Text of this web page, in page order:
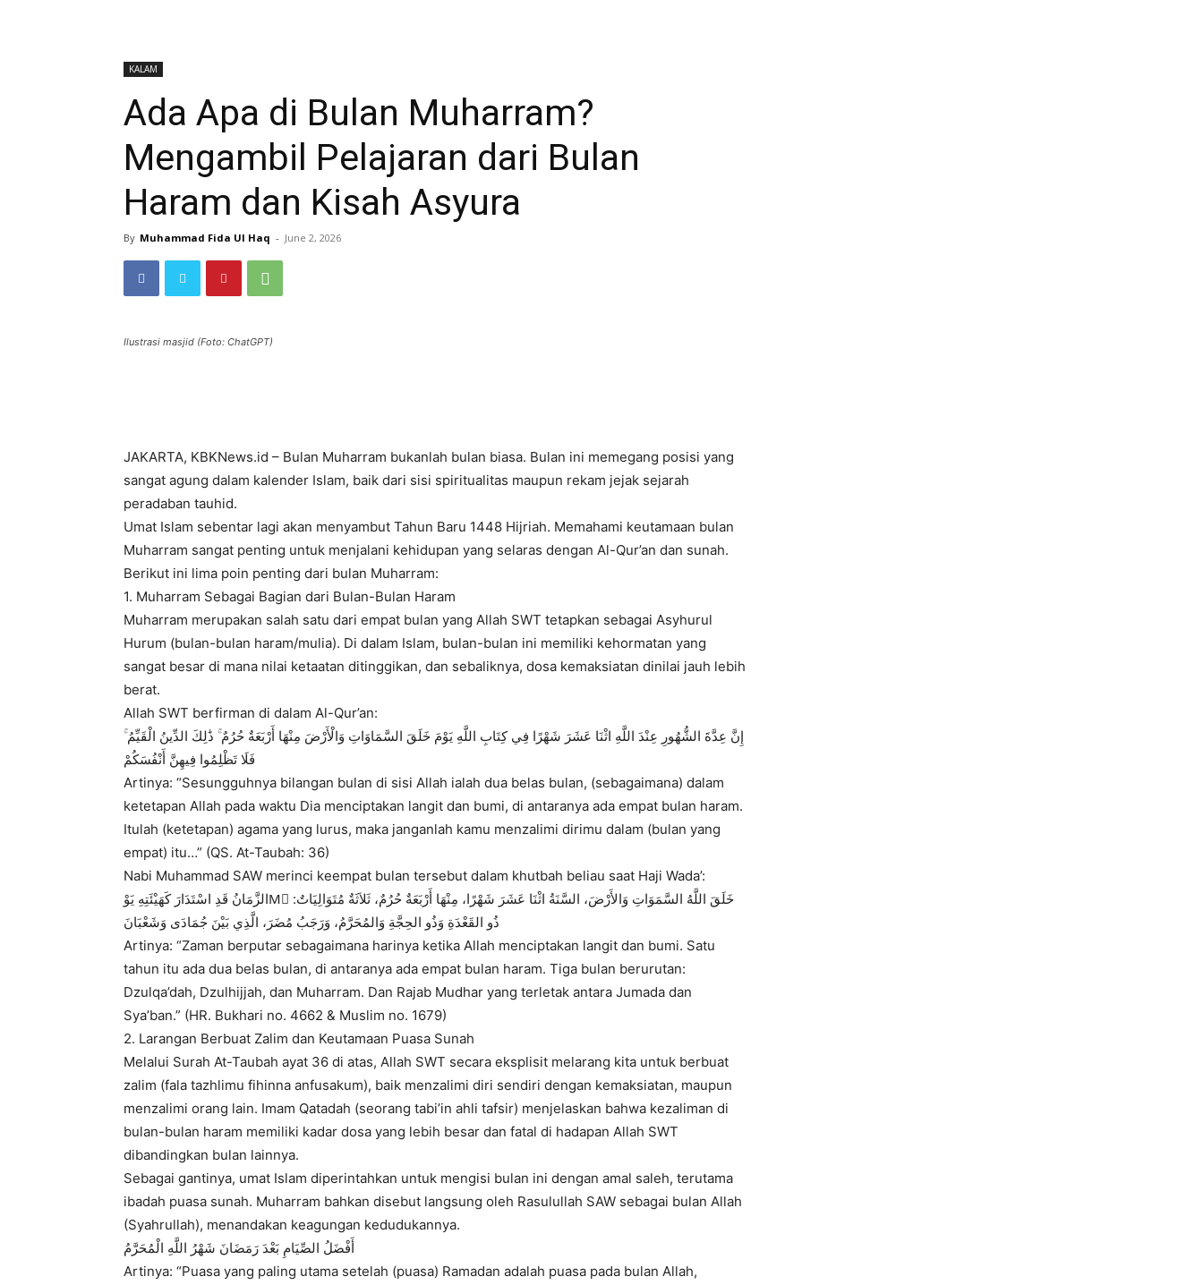
KALAM
Ada Apa di Bulan Muharram?
Mengambil Pelajaran dari Bulan
Haram dan Kisah Asyura
By Muhammad Fida Ul Haq - June 2, 2026
Ilustrasi masjid (Foto: ChatGPT)
JAKARTA, KBKNews.id – Bulan Muharram bukanlah bulan biasa. Bulan ini memegang posisi yang
sangat agung dalam kalender Islam, baik dari sisi spiritualitas maupun rekam jejak sejarah
peradaban tauhid.
Umat Islam sebentar lagi akan menyambut Tahun Baru 1448 Hijriah. Memahami keutamaan bulan
Muharram sangat penting untuk menjalani kehidupan yang selaras dengan Al-Qur’an dan sunah.
Berikut ini lima poin penting dari bulan Muharram:
1. Muharram Sebagai Bagian dari Bulan-Bulan Haram
Muharram merupakan salah satu dari empat bulan yang Allah SWT tetapkan sebagai Asyhurul
Hurum (bulan-bulan haram/mulia). Di dalam Islam, bulan-bulan ini memiliki kehormatan yang
sangat besar di mana nilai ketaatan ditinggikan, dan sebaliknya, dosa kemaksiatan dinilai jauh lebih
berat.
Allah SWT berfirman di dalam Al-Qur’an:
إِنَّ عِدَّةَ الشُّهُورِ عِنْدَ اللَّهِ اثْنَا عَشَرَ شَهْرًا فِي كِتَابِ اللَّهِ يَوْمَ خَلَقَ السَّمَاوَاتِ وَالْأَرْضَ مِنْهَا أَرْبَعَةٌ حُرُمٌ ۚ ذَٰلِكَ الدِّينُ الْقَيِّمُ ۚ
فَلَا تَظْلِمُوا فِيهِنَّ أَنْفُسَكُمْ
Artinya: “Sesungguhnya bilangan bulan di sisi Allah ialah dua belas bulan, (sebagaimana) dalam
ketetapan Allah pada waktu Dia menciptakan langit dan bumi, di antaranya ada empat bulan haram.
Itulah (ketetapan) agama yang lurus, maka janganlah kamu menzalimi dirimu dalam (bulan yang
empat) itu…” (QS. At-Taubah: 36)
Nabi Muhammad SAW merinci keempat bulan tersebut dalam khutbah beliau saat Haji Wada’:
الزَّمَانُ قَدِ اسْتَدَارَ كَهَيْئَتِهِ يَوْMَ خَلَقَ اللَّهُ السَّمَوَاتِ وَالأَرْضَ، السَّنَةُ اثْنَا عَشَرَ شَهْرًا، مِنْهَا أَرْبَعَةٌ حُرُمٌ، ثَلاَثَةٌ مُتَوَالِيَاتٌ:
ذُو القَعْدَةِ وَذُو الحِجَّةِ وَالمُحَرَّمُ، وَرَجَبُ مُضَرَ، الَّذِي بَيْنَ جُمَادَى وَشَعْبَانَ
Artinya: “Zaman berputar sebagaimana harinya ketika Allah menciptakan langit dan bumi. Satu
tahun itu ada dua belas bulan, di antaranya ada empat bulan haram. Tiga bulan berurutan:
Dzulqa’dah, Dzulhijjah, dan Muharram. Dan Rajab Mudhar yang terletak antara Jumada dan
Sya’ban.” (HR. Bukhari no. 4662 & Muslim no. 1679)
2. Larangan Berbuat Zalim dan Keutamaan Puasa Sunah
Melalui Surah At-Taubah ayat 36 di atas, Allah SWT secara eksplisit melarang kita untuk berbuat
zalim (fala tazhlimu fihinna anfusakum), baik menzalimi diri sendiri dengan kemaksiatan, maupun
menzalimi orang lain. Imam Qatadah (seorang tabi’in ahli tafsir) menjelaskan bahwa kezaliman di
bulan-bulan haram memiliki kadar dosa yang lebih besar dan fatal di hadapan Allah SWT
dibandingkan bulan lainnya.
Sebagai gantinya, umat Islam diperintahkan untuk mengisi bulan ini dengan amal saleh, terutama
ibadah puasa sunah. Muharram bahkan disebut langsung oleh Rasulullah SAW sebagai bulan Allah
(Syahrullah), menandakan keagungan kedudukannya.
أَفْضَلُ الصِّيَامِ بَعْدَ رَمَضَانَ شَهْرُ اللَّهِ الْمُحَرَّمُ
Artinya: “Puasa yang paling utama setelah (puasa) Ramadan adalah puasa pada bulan Allah,